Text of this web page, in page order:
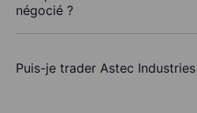
négocié ?
Puis-je trader Astec